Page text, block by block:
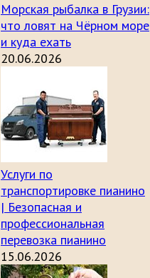
Морская рыбалка в Грузии:
что ловят на Чёрном море
и куда ехать
20.06.2026
Услуги по
транспортировке пианино
| Безопасная и
профессиональная
перевозка пианино
15.06.2026